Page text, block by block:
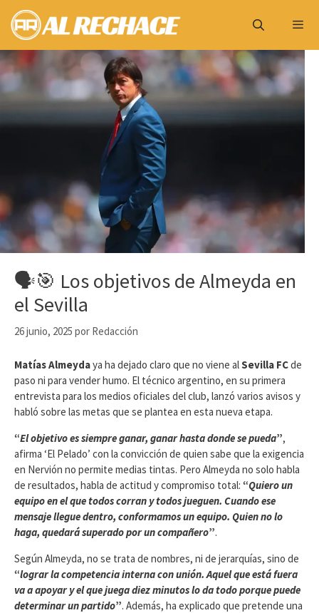
Saltar
contenido
Menú
🗣️🎯 Los objetivos de Almeyda en
el Sevilla
26 junio, 2025 por Redacción
Matías Almeydaya ha dejado claro que no viene alSevilla FCde
paso ni para vender humo. El técnico argentino, en su primera
entrevista para los medios oficiales del club, lanzó varios avisos y
habló sobre las metas que se plantea en esta nueva etapa.
“El objetivo es siempre ganar, ganar hasta donde se pueda”,
afirma ‘El Pelado’ con la convicción de quien sabe que la exigencia
en Nervión no permite medias tintas. Pero Almeyda no solo habla
de resultados, habla de actitud y compromiso total: “Quiero un
equipo en el que todos corran y todos jueguen. Cuando ese
mensaje llegue dentro, conformamos un equipo. Quien no lo
haga, quedará superado por un compañero”.
Según Almeyda, no se trata de nombres, ni de jerarquías, sino de
“lograr la competencia interna con unión. Aquel que está fuera
va a apoyar y el que juega diez minutos lo da todo porque puede
determinar un partido”. Además, ha explicado que pretende una